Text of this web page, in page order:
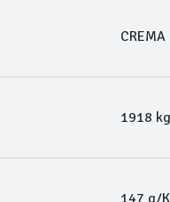
CREMA
1918 kg
147 g/